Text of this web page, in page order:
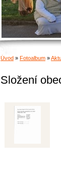
Úvod » Fotoalbum »
Složení